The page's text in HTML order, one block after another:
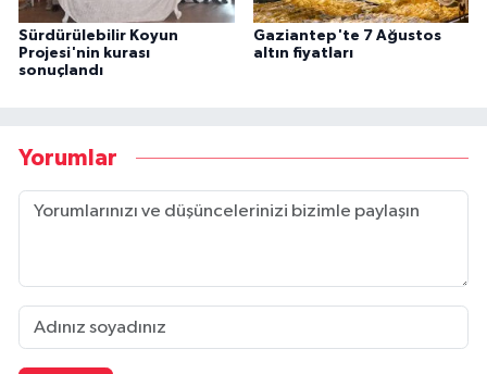
Sürdürülebilir Koyun
Projesi'nin kurası
sonuçlandı
Gaziantep'te 7 Ağustos
altın fiyatları
Yorumlar